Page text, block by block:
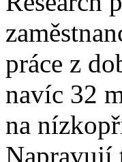
práce z
navíc 32
na
Napravují